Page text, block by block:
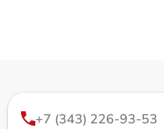
+7 (343) 226-93-53